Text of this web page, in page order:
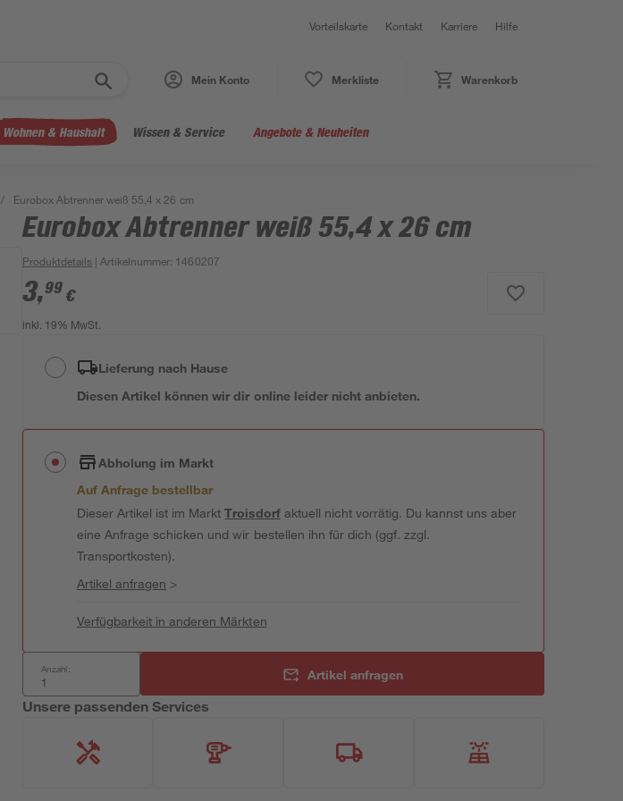
Vorteilskarte Kontakt Karriere Hilfe
Mein Konto Merkliste Warenkorb
Wohnen & Haushalt Wissen & Service Angebote & Neuheiten
/ Eurobox Abtrenner weiß 55,4 x 26 cm
Eurobox Abtrenner weiß 55,4 x 26 cm
Produktdetails | Artikelnummer: 1460207
3,99 €
inkl. 19% MwSt.
Lieferung nach Hause
Diesen Artikel können wir dir online leider nicht anbieten.
Abholung im Markt
Auf Anfrage bestellbar
Dieser Artikel ist im MarktTroisdorfaktuell nicht vorrätig. Du kannst uns aber
eine Anfrage schicken und wir bestellen ihn für dich (ggf. zzgl.
Transportkosten).
Artikel anfragen >
Verfügbarkeit in anderen Märkten
Anzahl: Artikel anfragen
Unsere passenden Services